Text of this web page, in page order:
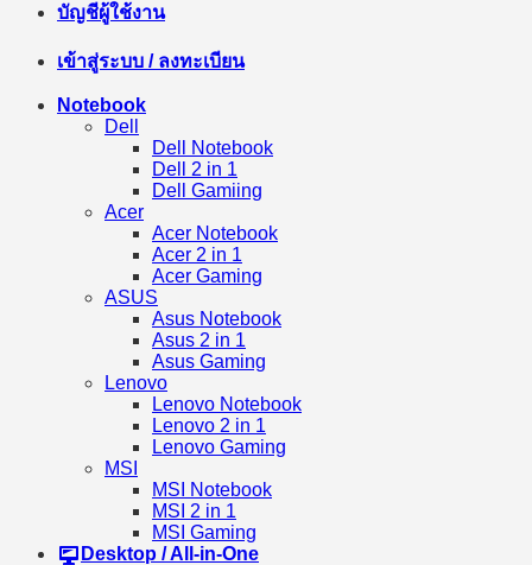
บัญชีผู้ใช้งาน
เข้าสู่ระบบ / ลงทะเบียน
Notebook
Dell
Dell Notebook
Dell 2 in 1
Dell Gamiing
Acer
Acer Notebook
Acer 2 in 1
Acer Gaming
ASUS
Asus Notebook
Asus 2 in 1
Asus Gaming
Lenovo
Lenovo Notebook
Lenovo 2 in 1
Lenovo Gaming
MSI
MSI Notebook
MSI 2 in 1
MSI Gaming
Desktop / All-in-One